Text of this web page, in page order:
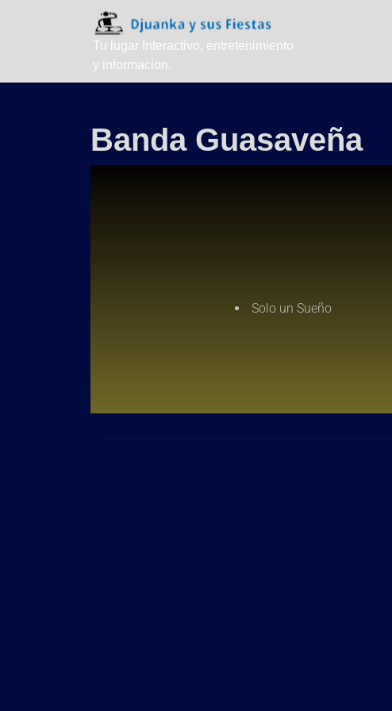
Tu lugar Interactivo, entretenimiento
y informacion.
Banda Guasaveña
Solo un Sueño